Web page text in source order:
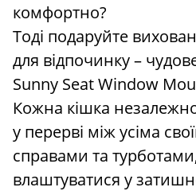
комфортно?
Тоді подаруйте
для відпочинку –
Sunny Seat Window
Кожна кішка
у перерві між усіма
справами та
влаштуватися у